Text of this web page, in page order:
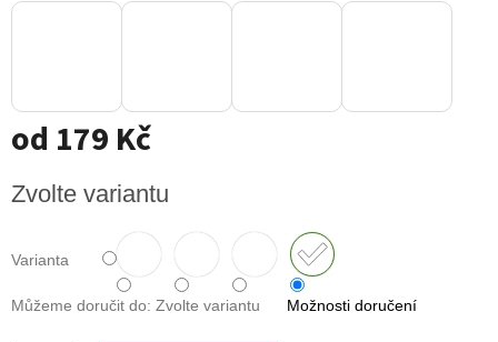
od 179 Kč
cena:
Zvolte variantu
Varianta
Můžeme doručit do: Zvolte variantu Možnosti doručení